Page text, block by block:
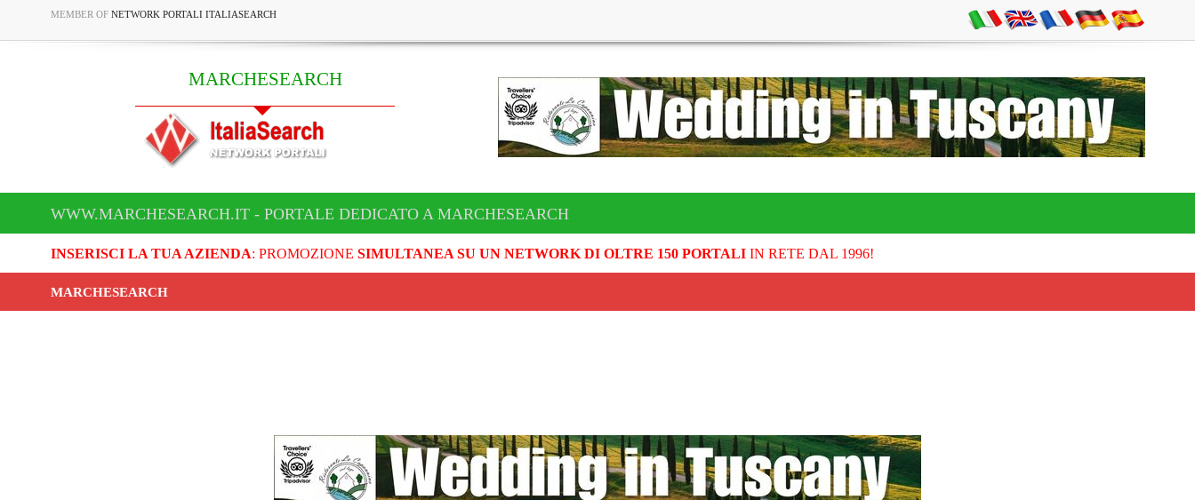
MEMBER OF NETWORK PORTALI ITALIASEARCH
MARCHESEARCH
WWW.MARCHESEARCH.IT - PORTALE DEDICATO A MARCHESEARCH
INSERISCI LA TUA AZIENDA: PROMOZIONE SIMULTANEA SU UN NETWORK DI OLTRE 150 PORTALIIN RETE DAL 1996!
MARCHESEARCH